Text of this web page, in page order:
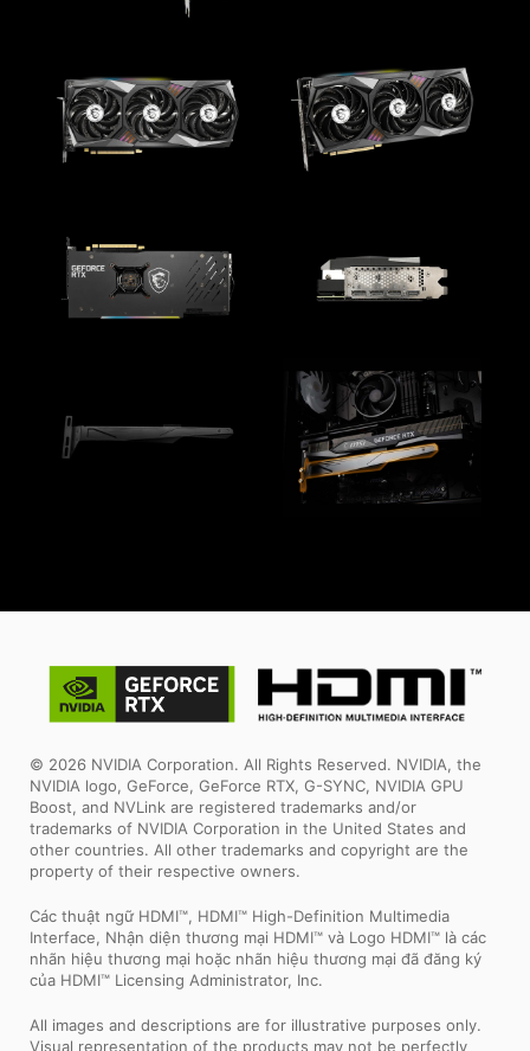
© 2026 NVIDIA Corporation. All Rights Reserved. NVIDIA, the
NVIDIA logo, GeForce, GeForce RTX, G-SYNC, NVIDIA GPU
Boost, and NVLink are registered trademarks and/or
trademarks of NVIDIA Corporation in the United States and
other countries. All other trademarks and copyright are the
property of their respective owners.
Các thuật ngữ HDMI™, HDMI™ High-Definition Multimedia
Interface, Nhận diện thương mại HDMI™ và Logo HDMI™ là các
nhãn hiệu thương mại hoặc nhãn hiệu thương mại đã đăng ký
của HDMI™ Licensing Administrator, Inc.
All images and descriptions are for illustrative purposes only.
Visual representation of the products may not be perfectly